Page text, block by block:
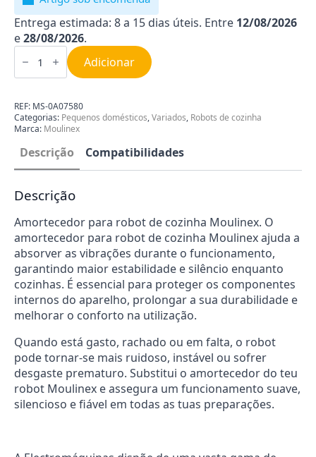
Entrega estimada: 8 a 15 dias úteis. Entre 12/08/2026
e28/08/2026.
Quantidade
de
Amortecedor
para
de
Cozinha
Moulinex
MS-
0A07580
Adicionar
REF: MS-0A07580
Categorias: Pequenos domésticos,Variados, Robots de cozinha
Marca: Moulinex
Descrição Compatibilidades
Descrição
Amortecedor para robot de cozinha Moulinex. O
amortecedor para robot de cozinha Moulinex ajuda a
absorver as vibrações durante o funcionamento,
garantindo maior estabilidade e silêncio enquanto
cozinhas. É essencial para proteger os componentes
internos do aparelho, prolongar a sua durabilidade e
melhorar o conforto na utilização.
Quando está gasto, rachado ou em falta, o robot
pode tornar-se mais ruidoso, instável ou sofrer
desgaste prematuro. Substitui o amortecedor do teu
robot Moulinex e assegura um funcionamento suave,
silencioso e fiável em todas as tuas preparações.